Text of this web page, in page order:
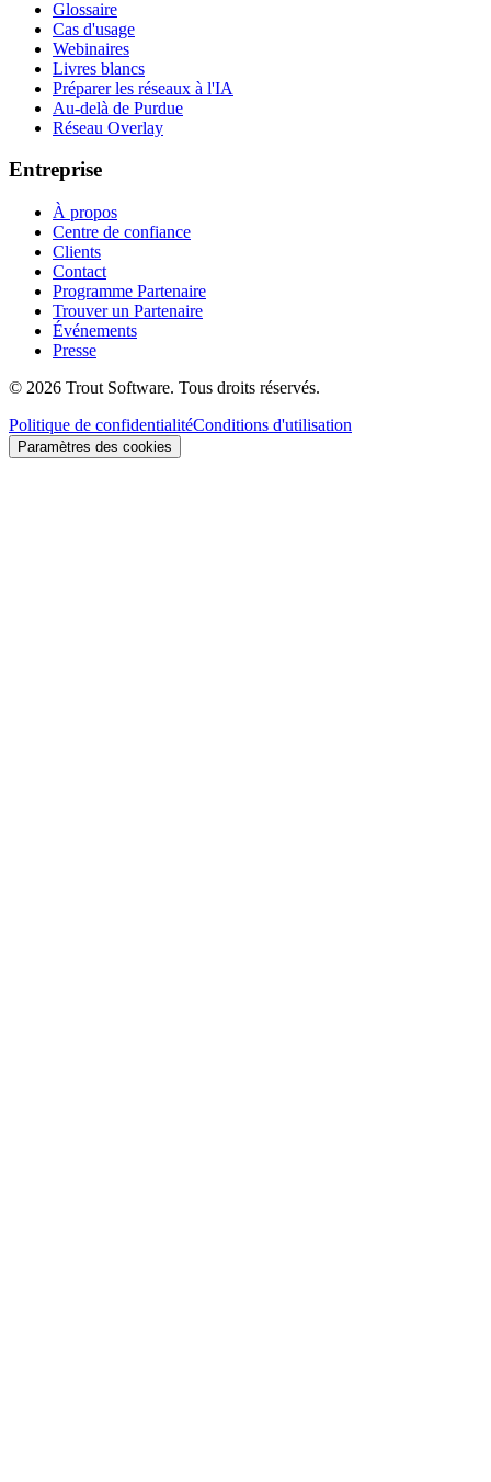
Glossaire
Cas d'usage
Webinaires
Livres blancs
Préparer les réseaux à l'IA
Au-delà de Purdue
Réseau Overlay
Entreprise
À propos
Centre de confiance
Clients
Contact
Programme Partenaire
Trouver un Partenaire
Événements
Presse
© 2026 Trout Software. Tous droits réservés.
Politique de confidentialitéConditions d'utilisation
Paramètres des cookies